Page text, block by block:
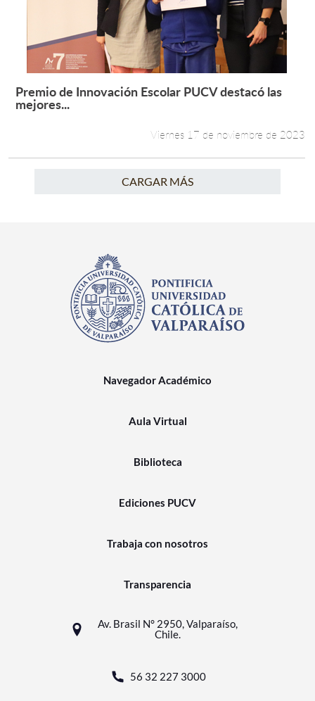
Leer más +
Premio de Innovación Escolar PUCV destacó las
mejores...
Viernes 17 de noviembre de 2023
CARGAR MÁS
Navegador Académico
Aula Virtual
Biblioteca
Ediciones PUCV
Trabaja con nosotros
Transparencia
Av. Brasil N° 2950, Valparaíso,
Chile.
56 32 227 3000